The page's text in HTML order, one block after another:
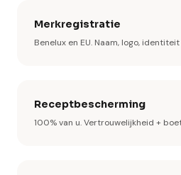
Merkregistratie
Benelux en EU. Naam, logo,
Receptbescherming
100% van u. Vertrouwelijkheid +